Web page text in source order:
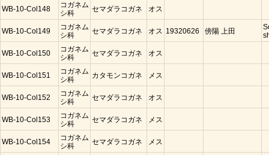
WB-10-Col148
コガネム
シ科
セマダラコガネ オス
WB-10-Col149
コガネム
シ科
セマダラコガネ オス 19320626 傍陽 上田
WB-10-Col150
コガネム
シ科
セマダラコガネ オス
WB-10-Col151
コガネム
シ科
カタモンコガネ メス
WB-10-Col152
コガネム
シ科
セマダラコガネ オス
WB-10-Col153
コガネム
シ科
セマダラコガネ メス
WB-10-Col154
コガネム
シ科
セマダラコガネ メス